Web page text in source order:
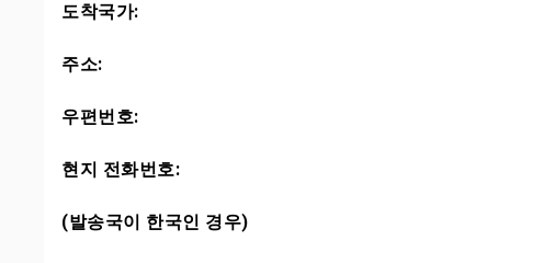
도착국가:
주소:
우편번호:
현지 전화번호:
(발송국이 한국인 경우)